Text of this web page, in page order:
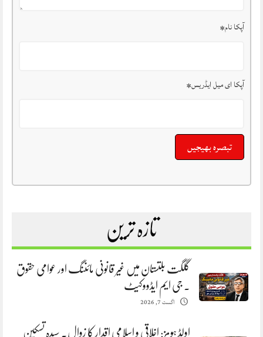
آپکا نام*
آپکا ای میل ایڈریس*
تازہ ترین
گلگت بلتستان میں غیر قانونی مائننگ اور عوامی حقوق
. جی ایم ایڈووکیٹ
اگست 7, 2026
اولڈ ہومز: اخلاقی و اسلامی اقدار کا زوال. سیدہ تسکین